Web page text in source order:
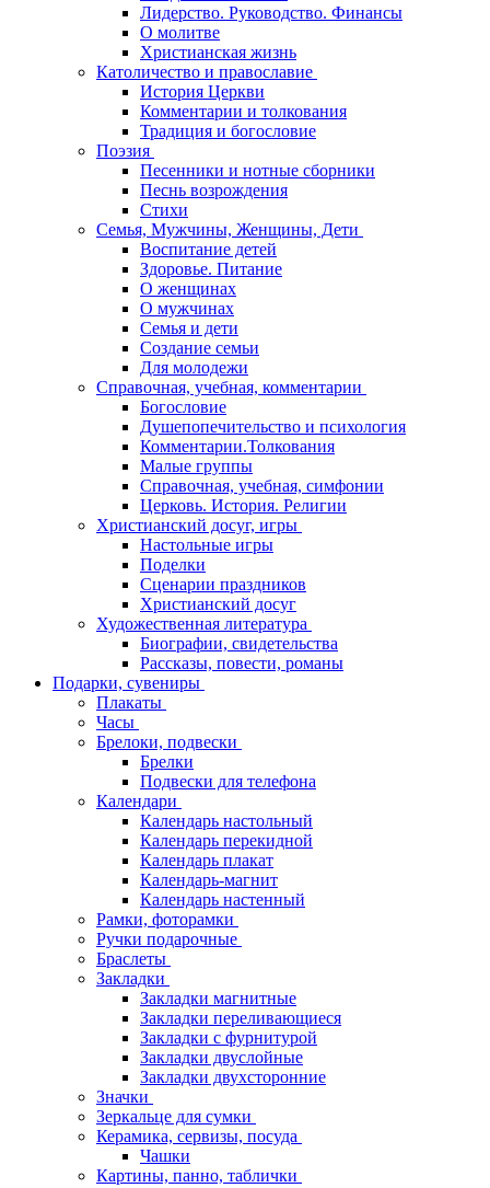
Лидерство. Руководство. Финансы
О молитве
Христианская жизнь
Католичество и православие
История Церкви
Комментарии и толкования
Традиция и богословие
Поэзия
Песенники и нотные сборники
Песнь возрождения
Стихи
Семья, Мужчины, Женщины, Дети
Воспитание детей
Здоровье. Питание
О женщинах
О мужчинах
Семья и дети
Создание семьи
Для молодежи
Справочная, учебная, комментарии
Богословие
Душепопечительство и психология
Комментарии.Толкования
Малые группы
Справочная, учебная, симфонии
Церковь. История. Религии
Христианский досуг, игры
Настольные игры
Поделки
Сценарии праздников
Христианский досуг
Художественная литература
Биографии, свидетельства
Рассказы, повести, романы
Подарки, сувениры
Плакаты
Часы
Брелоки, подвески
Брелки
Подвески для телефона
Календари
Календарь настольный
Календарь перекидной
Календарь плакат
Календарь-магнит
Календарь настенный
Рамки, фоторамки
Ручки подарочные
Браслеты
Закладки
Закладки магнитные
Закладки переливающиеся
Закладки с фурнитурой
Закладки двуслойные
Закладки двухсторонние
Значки
Зеркальце для сумки
Керамика, сервизы, посуда
Чашки
Картины, панно, таблички